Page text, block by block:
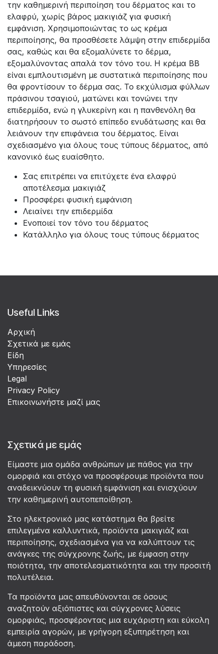
την καθημερινή περιποίηση του δέρματος και το
ελαφρύ, χωρίς βάρος μακιγιάζ για φυσική
εμφάνιση. Χρησιμοποιώντας το ως κρέμα
περιποίησης, θα προσθέσετε λάμψη στην επιδερμίδα
σας, καθώς και θα εξομαλύνετε το δέρμα,
εξομαλύνοντας απαλά τον τόνο του. Η κρέμα BB
είναι εμπλουτισμένη με συστατικά περιποίησης που
θα φροντίσουν το δέρμα σας. Το εκχύλισμα φύλλων
πράσινου τσαγιού, ματώνει και τονώνει την
επιδερμίδα, ενώ η γλυκερίνη και η πανθενόλη θα
διατηρήσουν το σωστό επίπεδο ενυδάτωσης και θα
λειάνουν την επιφάνεια του δέρματος. Είναι
σχεδιασμένο για όλους τους τύπους δέρματος, από
κανονικό έως ευαίσθητο.
Σας επιτρέπει να επιτύχετε ένα ελαφρύ
αποτέλεσμα μακιγιάζ
Προσφέρει φυσική εμφάνιση
Λειαίνει την επιδερμίδα
Ενοποιεί τον τόνο του δέρματος
Κατάλληλο για όλους τους τύπους δέρματος
Useful Links
Αρχική
Σχετικά με εμάς
Είδη
Υπηρεσίες
Legal
Privacy Policy
Επικοινωνήστε μαζί μας
Σχετικά με εμάς
Είμαστε μια ομάδα ανθρώπων με πάθος για την
ομορφιά και στόχο να προσφέρουμε προϊόντα που
αναδεικνύουν τη φυσική εμφάνιση και ενισχύουν
την καθημερινή αυτοπεποίθηση.
Στο ηλεκτρονικό μας κατάστημα θα βρείτε
επιλεγμένα καλλυντικά, προϊόντα μακιγιάζ και
περιποίησης, σχεδιασμένα για να καλύπτουν τις
ανάγκες της σύγχρονης ζωής, με έμφαση στην
ποιότητα, την αποτελεσματικότητα και την προσιτή
πολυτέλεια.
Τα προϊόντα μας απευθύνονται σε όσους
αναζητούν αξιόπιστες και σύγχρονες λύσεις
ομορφιάς, προσφέροντας μια ευχάριστη και εύκολη
εμπειρία αγορών, με γρήγορη εξυπηρέτηση και
άμεση παράδοση.